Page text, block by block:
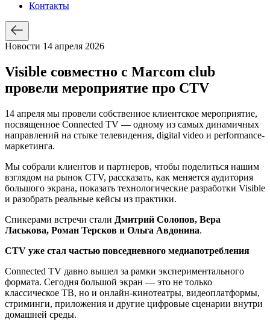
Контакты
Новости 14 апреля 2026
Visible совместно с Marcom club
провели мероприятие про CTV
14 апреля мы провели собственное клиентское мероприятие,
посвященное Connected TV — одному из самых динамичных
направлений на стыке телевидения, digital video и performance-
маркетинга.
Мы собрали клиентов и партнеров, чтобы поделиться нашим
взглядом на рынок CTV, рассказать, как меняется аудитория
большого экрана, показать технологические разработки Visible
и разобрать реальные кейсы из практики.
Спикерами встречи стали Дмитрий Солопов, Вера
Ласькова, Роман Терсков и Ольга Авдонина.
CTV уже стал частью повседневного медиапотребления
Connected TV давно вышел за рамки экспериментального
формата. Сегодня большой экран — это не только
классическое ТВ, но и онлайн-кинотеатры, видеоплатформы,
стриминги, приложения и другие цифровые сценарии внутри
домашней среды.